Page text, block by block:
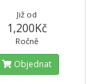
Již od
1,200Kč
Ročně
Objednat